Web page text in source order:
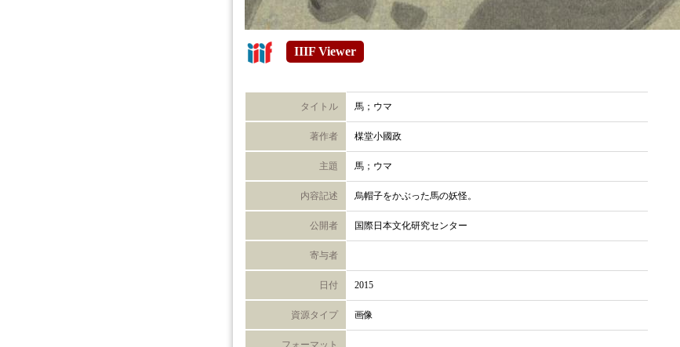
IIIF Viewer
タイトル 馬；ウマ
著作者 楳堂小國政
主題 馬；ウマ
内容記述 烏帽子をかぶった馬の妖怪。
公開者 国際日本文化研究センター
寄与者
日付 2015
資源タイプ 画像
フォーマット